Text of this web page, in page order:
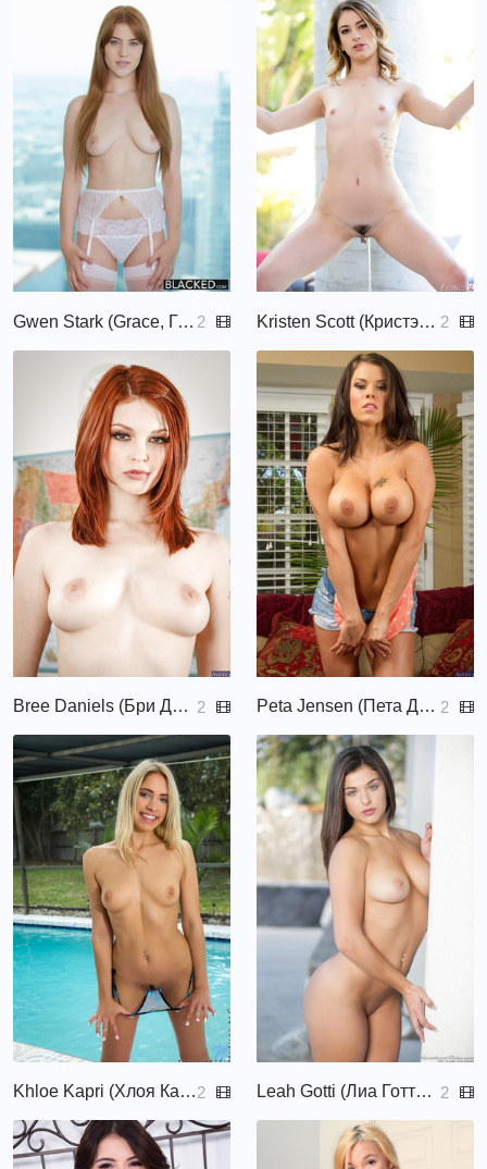
Gwen Stark (Grace, Гвен Старк) 2 Kristen Scott (Кристэн Скотт, Kristin Scott) 2
Bree Daniels (Бри Дэниелс, Billy, Brea, Brea Daniels, Bree, Bree Daniel) 2 Peta Jensen (Пета Дженсен, Scarlett Reid) 2
Khloe Kapri (Хлоя Капри, ChloeCapri, Khloe Capri)2 Leah Gotti (Лиа Готти, Fiona) 2